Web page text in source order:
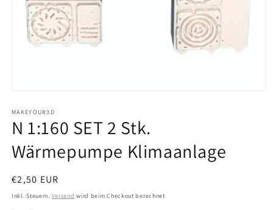
in
Modal
öffnen
MAKEYOUR3D
N 1:160 SET 2 Stk.
Wärmepumpe Klimaanlage
Normaler
Preis
€2,50 EUR
Inkl. Steuern. Versand wird beim Checkout berechnet